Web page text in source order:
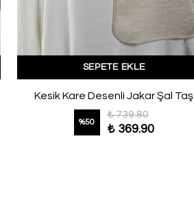
SEPETE EKLE
Kesik Kare Desenli Jakar Şal Taş
%50
₺ 739.80
₺ 369.90